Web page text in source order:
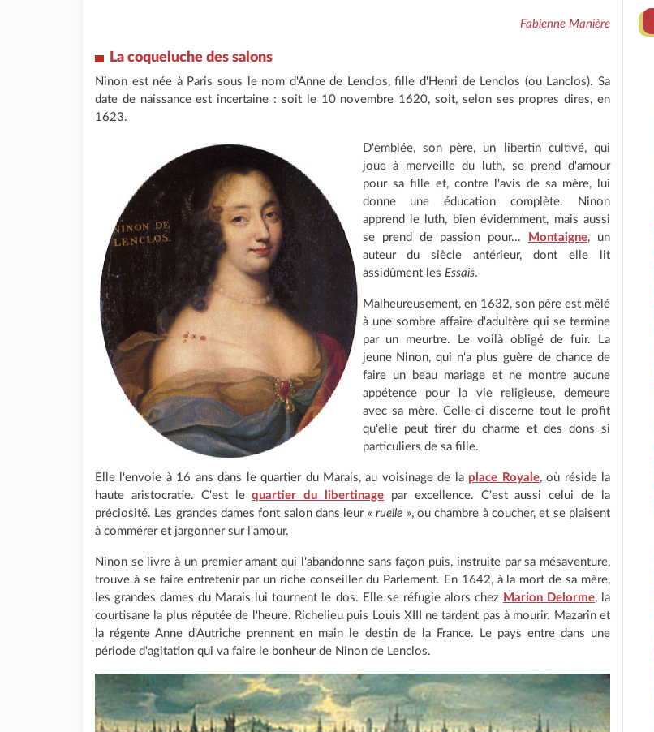
Fabienne Manière
La coqueluche des salons
Ninon est née à Paris sous le nom d'Anne de Lenclos, fille d'Henri de Lenclos (ou Lanclos). Sa
date de naissance est incertaine : soit le 10 novembre 1620, soit, selon ses propres dires, en
1623.
D'emblée, son père, un libertin cultivé, qui
joue à merveille du luth, se prend d'amour
pour sa fille et, contre l'avis de sa mère, lui
donne une éducation complète. Ninon
apprend le luth, bien évidemment, mais aussi
se prend de passion pour...
Montaigne, un
auteur du siècle antérieur, dont elle lit
assidûment les Essais.
Malheureusement, en 1632, son père est mêlé
à une sombre affaire d'adultère qui se termine
par un meurtre. Le voilà obligé de fuir. La
jeune Ninon, qui n'a plus guère de chance de
faire un beau mariage et ne montre aucune
appétence pour la vie religieuse, demeure
avec sa mère. Celle-ci discerne tout le profit
qu'elle peut tirer du charme et des dons si
particuliers de sa fille.
Elle l'envoie à 16 ans dans le quartier du Marais, au voisinage de la place Royale, où réside la
haute aristocratie. C'est lequartier du libertinage par excellence. C'est aussi celui de la
préciosité. Les grandes dames font salon dans leur « ruelle », ou chambre à coucher, et se plaisent
à commérer et jargonner sur l'amour.
Ninon se livre à un premier amant qui l'abandonne sans façon puis, instruite par sa mésaventure,
trouve à se faire entretenir par un riche conseiller du Parlement. En 1642, à la mort de sa mère,
les grandes dames du Marais lui tournent le dos. Elle se réfugie alors chez Marion Delorme, la
courtisane la plus réputée de l'heure. Richelieu puis Louis XIII ne tardent pas à mourir. Mazarin et
la régente Anne d'Autriche prennent en main le destin de la France. Le pays entre dans une
période d'agitation qui va faire le bonheur de Ninon de Lenclos.